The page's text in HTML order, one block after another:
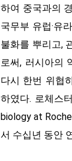
하여 중국과의
국무부 유럽·유
불화를 뿌리고,
로써, 러시아의
다시 한번 위협
하였다. 로체스
biology at
서 수십년 동안